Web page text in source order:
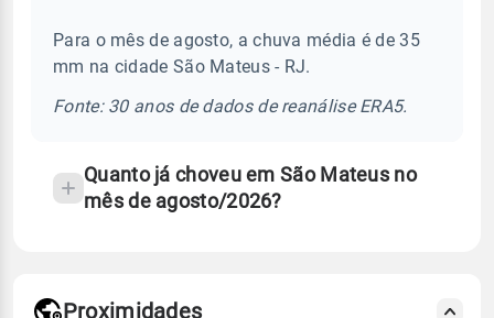
sobre
chuva
Para o mês de agosto, a chuva média é de 35
mm na cidade São Mateus - RJ.
Fonte: 30 anos de dados de reanálise ERA5.
Quanto já choveu em São Mateus no
mês de agosto/2026?
Proximidades